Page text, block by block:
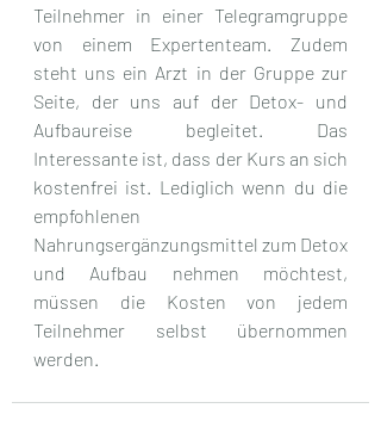
Teilnehmer in einer Telegramgruppe
von einem Expertenteam. Zudem
steht uns ein Arzt in der Gruppe zur
Seite, der uns auf der Detox- und
Aufbaureise begleitet. Das
Interessante ist, dass der Kurs an sich
kostenfrei ist. Lediglich wenn du die
empfohlenen
Nahrungsergänzungsmittel zum Detox
und Aufbau nehmen möchtest,
müssen die Kosten von jedem
Teilnehmer selbst übernommen
werden.